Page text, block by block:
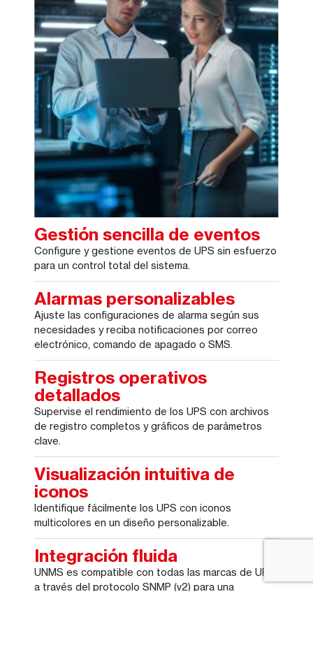
Gestión sencilla de eventos
Configure y gestione eventos de UPS sin esfuerzo
para un control total del sistema.
Alarmas personalizables
Ajuste las configuraciones de alarma según sus
necesidades y reciba notificaciones por correo
electrónico, comando de apagado o SMS.
Registros operativos
detallados
Supervise el rendimiento de los UPS con archivos
de registro completos y gráficos de parámetros
clave.
Visualización intuitiva de
iconos
Identifique fácilmente los UPS con iconos
multicolores en un diseño personalizable.
Integración fluida
UNMS es compatible con todas las marcas de UPS
a través del protocolo SNMP (v2) para una